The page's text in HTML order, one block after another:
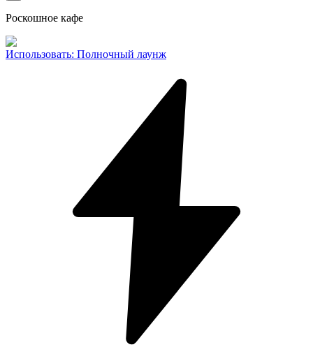
Роскошное кафе
Использовать: Полночный лаунж